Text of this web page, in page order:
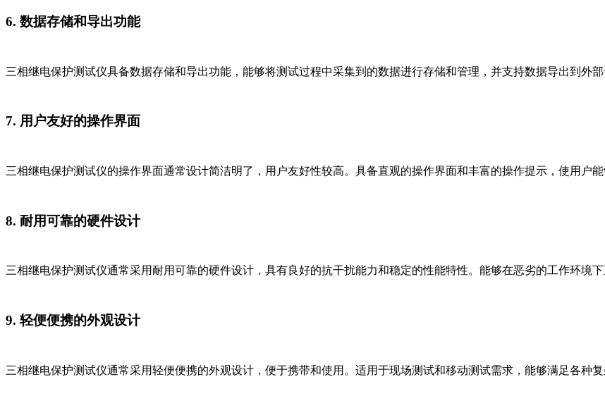
6. 数据存储和导出功能
三相继电保护测试仪具备数据存储和导出功能，能够将测试过程中采集到的数据进行存储和管理，并支持数据导出到外
7. 用户友好的操作界面
三相继电保护测试仪的操作界面通常设计简洁明了，用户友好性较高。具备直观的操作界面和丰富的操作提示，使用户
8. 耐用可靠的硬件设计
三相继电保护测试仪通常采用耐用可靠的硬件设计，具有良好的抗干扰能力和稳定的性能特性。能够在恶劣的工作环境
9. 轻便便携的外观设计
三相继电保护测试仪通常采用轻便便携的外观设计，便于携带和使用。适用于现场测试和移动测试需求，能够满足各种复